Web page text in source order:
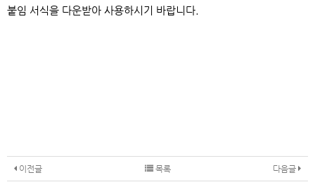
붙임 서식을 다운받아 사용하시기 바랍니다.
이전글 다음글
목록